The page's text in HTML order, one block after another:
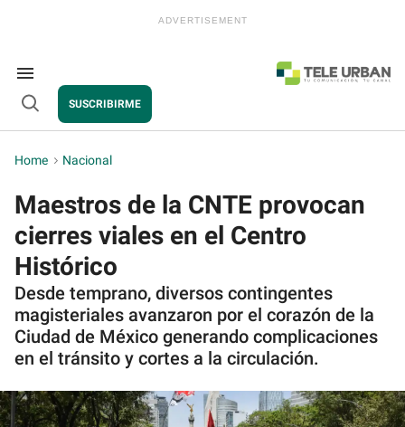
Search
&
Section
Navigation
Open
SUSCRIBIRME
Home > Nacional
Maestros de la CNTE provocan
cierres viales en el Centro
Histórico
Desde temprano, diversos contingentes
magisteriales avanzaron por el corazón de la
Ciudad de México generando complicaciones
en el tránsito y cortes a la circulación.